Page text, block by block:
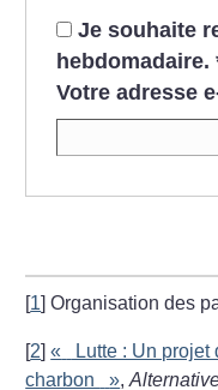
Je souhaite
hebdomadaire.
Votre adresse
[1]Organisation des
[2]«
Lutte : Un projet
charbon
»,